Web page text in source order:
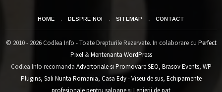
HOME DESPRE NOI SITEMAP CONTACT
© 2010 - 2026 Codlea Info - Toate Drepturile Rezervate. In colaborare cu Perfect
Pixel&Mentenanta WordPress
Codlea Info recomanda Advertoriale si Promovare SEO, Brasov Events, WP
Plugins, Sali Nunta Romania, Casa Edy - Viseu de sus, Echipamente